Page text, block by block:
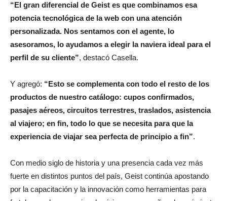
“El gran diferencial de Geist es que combinamos esa
potencia tecnológica de la web con una atención
personalizada. Nos sentamos con el agente, lo
asesoramos, lo ayudamos a elegir la naviera ideal para el
perfil de su cliente”, destacó Casella.
Y agregó: “Esto se complementa con todo el resto de los
productos de nuestro catálogo: cupos confirmados,
pasajes aéreos, circuitos terrestres, traslados, asistencia
al viajero; en fin, todo lo que se necesita para que la
experiencia de viajar sea perfecta de principio a fin”.
Con medio siglo de historia y una presencia cada vez más
fuerte en distintos puntos del país, Geist continúa apostando
por la capacitación y la innovación como herramientas para